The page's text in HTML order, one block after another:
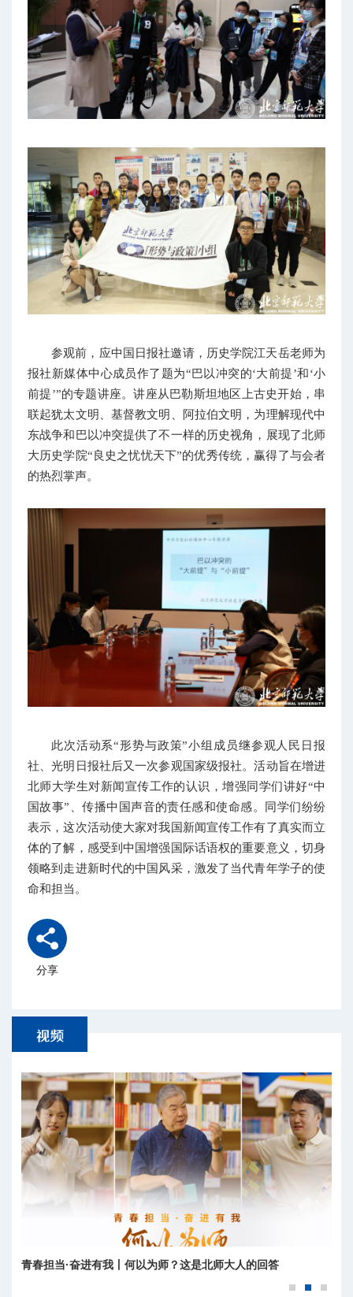
参观前，应中国日报社邀请，历史学院江天岳老师为
报社新媒体中心成员作了题为“巴以冲突的‘大前提’和‘小
前提’”的专题讲座。讲座从巴勒斯坦地区上古史开始，串
联起犹太文明、基督教文明、阿拉伯文明，为理解现代中
东战争和巴以冲突提供了不一样的历史视角，展现了北师
大历史学院“良史之忧忧天下”的优秀传统，赢得了与会者
的热烈掌声。
此次活动系“形势与政策”小组成员继参观人民日报
社、光明日报社后又一次参观国家级报社。活动旨在增进
北师大学生对新闻宣传工作的认识，增强同学们讲好“中
国故事”、传播中国声音的责任感和使命感。同学们纷纷
表示，这次活动使大家对我国新闻宣传工作有了真实而立
体的了解，感受到中国增强国际话语权的重要意义，切身
领略到走进新时代的中国风采，激发了当代青年学子的使
命和担当。
分享
青春担当·奋进有我丨何以为师？这是北师大人的回答